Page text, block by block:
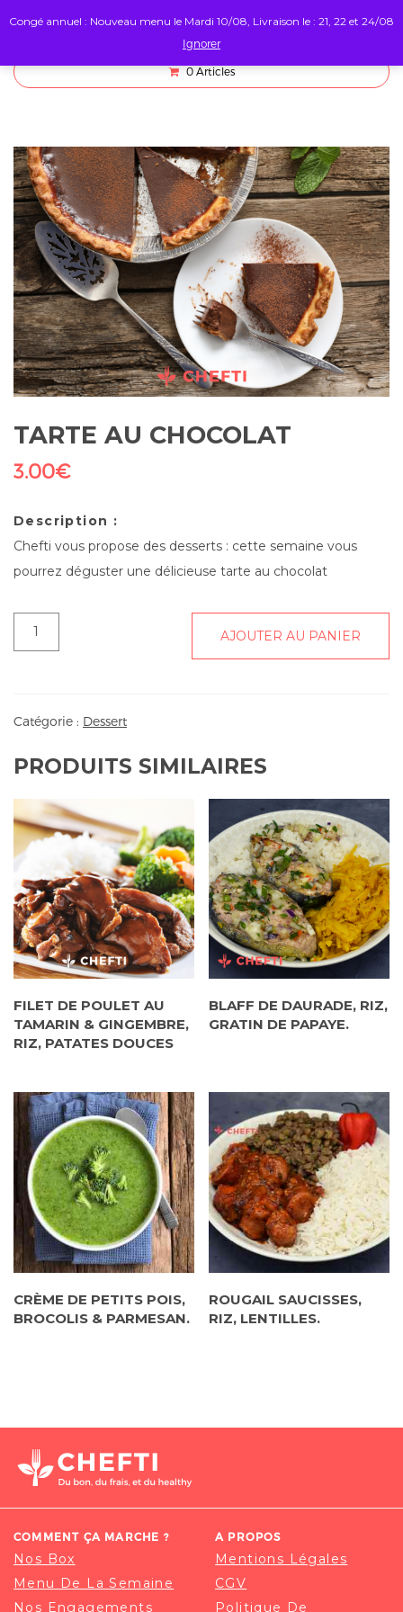
0 Articles
TARTE AU CHOCOLAT
3.00€
Description :
Chefti vous propose des desserts : cette semaine vous
pourrez déguster une délicieuse tarte au chocolat
quantité
chocolat
AJOUTER AU PANIER
Catégorie : Dessert
PRODUITS SIMILAIRES
FILET DE POULET AU
TAMARIN & GINGEMBRE,
RIZ, PATATES DOUCES
BLAFF DE DAURADE, RIZ,
GRATIN DE PAPAYE.
CRÈME DE PETITS POIS,
BROCOLIS & PARMESAN.
ROUGAIL SAUCISSES,
RIZ, LENTILLES.
COMMENT ÇA MARCHE ?
Nos Box
Menu De La Semaine
Nos Engagements
A PROPOS
Mentions Légales
CGV
Politique De
Congé annuel : Nouveau menu le Mardi 10/08, Livraison le : 21, 22 et 24/08
Ignorer